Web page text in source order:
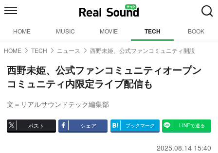
HOME MUSIC MOVIE TECH BOOK
HOME TECH ニュース 西野未姫、公式ファンコミュニティ開設
西野未姫、公式ファンコミュニティオープン
コミュニティ内限定ライブ配信も
文＝リアルサウンドテック編集部
ポスト シェア ブックマーク LINEで送る
2025.08.14 15:40